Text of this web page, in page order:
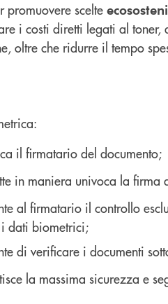
promuovere scelte
i costi diretti legati al
oltre che ridurre il tempo
il firmatario del documento;
in maniera univoca la firma
al firmatario il controllo
dati biometrici;
di verificare i documenti
la massima sicurezza e